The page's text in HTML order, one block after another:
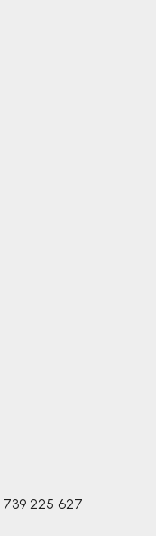
739 225 627